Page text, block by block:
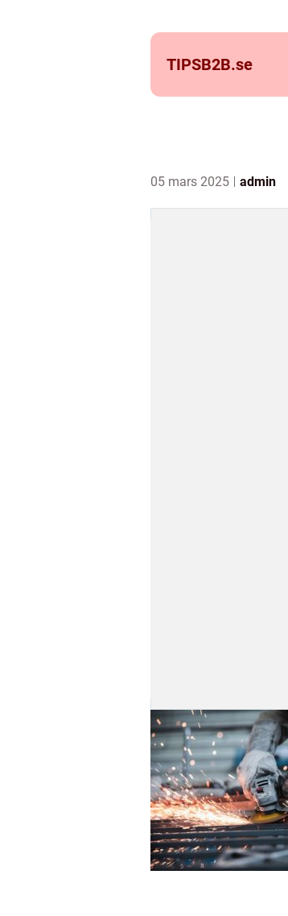
TIPSB2B.se
05 mars 2025 admin